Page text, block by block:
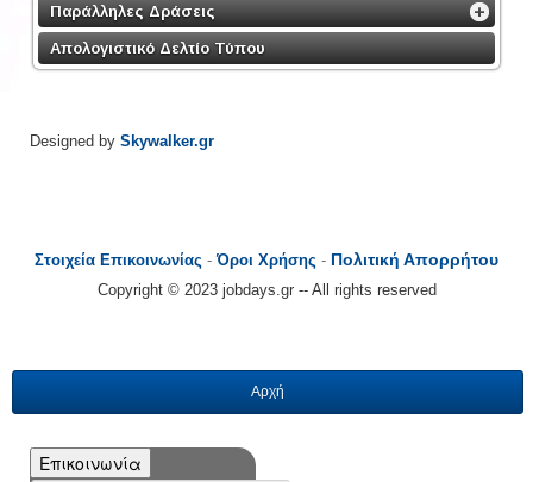
Παράλληλες Δράσεις
Απολογιστικό Δελτίο Τύπου
Designed by Skywalker.gr
Στοιχεία Επικοινωνίας -Όροι Χρήσης - Πολιτική Απορρήτου
Copyright © 2023 jobdays.gr -- All rights reserved
Αρχή